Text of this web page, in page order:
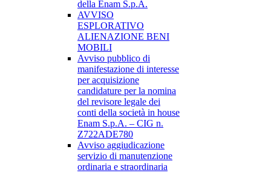
della Enam S.p.A.
AVVISO
ESPLORATIVO
ALIENAZIONE BENI
MOBILI
Avviso pubblico di
manifestazione di interesse
per acquisizione
candidature per la nomina
del revisore legale dei
conti della società in house
Enam S.p.A. – CIG n.
Z722ADE780
Avviso aggiudicazione
servizio di manutenzione
ordinaria e straordinaria